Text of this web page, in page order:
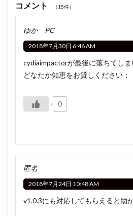
コメント （15件）
ゆか PC
2018年7月30日 6:46 AM
cydiaimpactorが最後に落ちてしま
どなたか知恵をお貸しください；
0
匿名
2018年7月24日 10:48 AM
v1.0.3にも対応してもらえると助